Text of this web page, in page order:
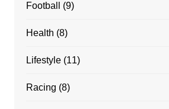
Football (9)
Health (8)
Lifestyle(11)
Racing (8)